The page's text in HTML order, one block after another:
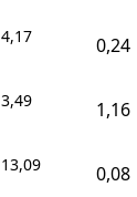
4,17 0,24
3,49 1,16
13,09 0,08